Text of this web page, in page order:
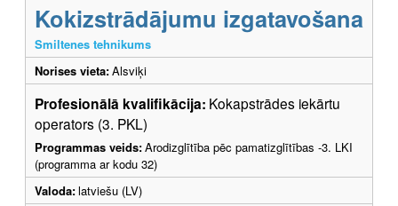
Kokizstrādājumu izgatavošana
Smiltenes tehnikums
Norises vieta:Alsviķi
Profesionālā kvalifikācija: Kokapstrādes iekārtu
operators (3. PKL)
Programmas veids:Arodizglītība pēc pamatizglītības -3. LKI
(programma ar kodu 32)
Valoda:latviešu (LV)